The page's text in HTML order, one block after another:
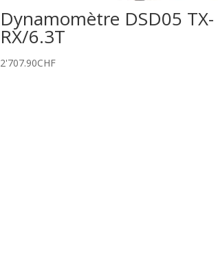
Dynamomètre DSD05 TX-
RX/6.3T
2'707.90CHF